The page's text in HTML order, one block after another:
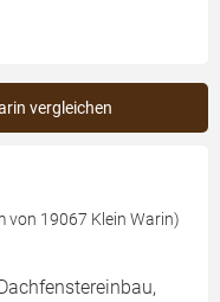
vergleichen
von 19067 Klein Warin)